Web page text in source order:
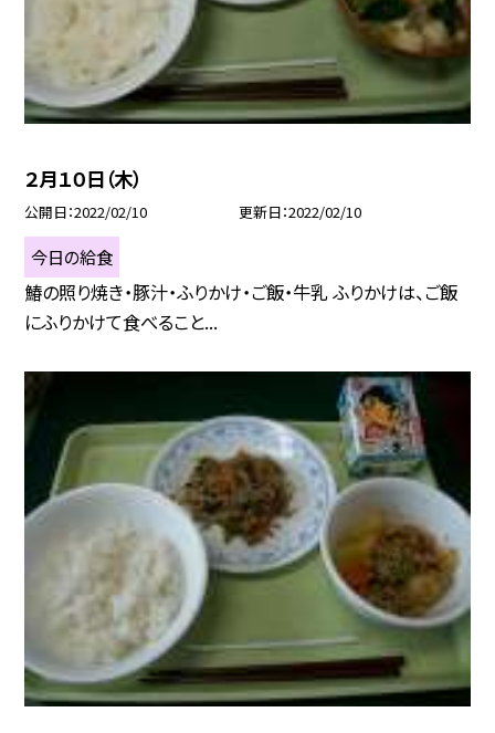
２月１０日（木）
公開日 2022/02/10 更新日 2022/02/10
今日の給食
鰆の照り焼き・豚汁・ふりかけ・ご飯・牛乳 ふりかけは、ご飯
にふりかけて食べること...